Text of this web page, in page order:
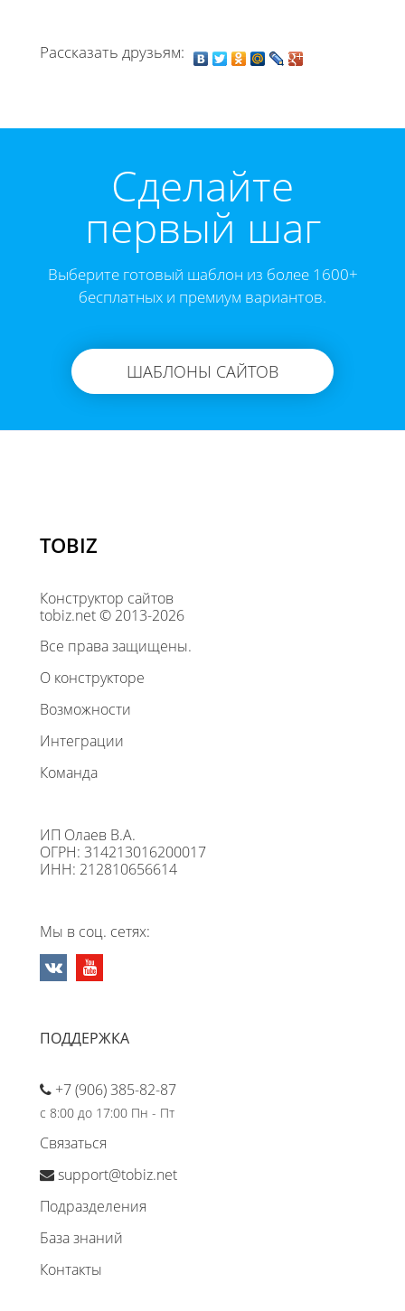
Рассказать друзьям:
Cделайте
первый шаг
Выберите готовый шаблон из более 1600+
бесплатных и премиум вариантов.
ШАБЛОНЫ САЙТОВ
TOBIZ
Конструктор сайтов
tobiz.net © 2013-2026
Все права защищены.
О конструкторе
Возможности
Интеграции
Команда
ИП Олаев В.А.
ОГРН: 314213016200017
ИНН: 212810656614
Мы в соц. сетях:
ПОДДЕРЖКА
+7 (906) 385-82-87
с 8:00 до 17:00 Пн - Пт
Связаться
support@tobiz.net
Подразделения
База знаний
Контакты